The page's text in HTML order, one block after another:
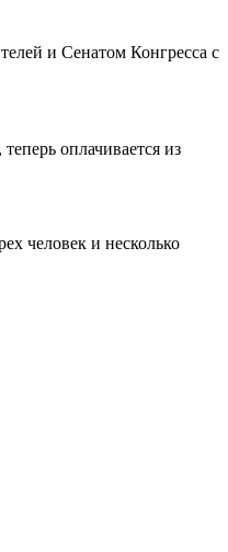
и Сенатом Конгресса с
оплачивается из
человек и несколько